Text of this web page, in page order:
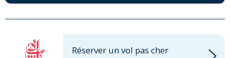
Réserver un vol pas cher